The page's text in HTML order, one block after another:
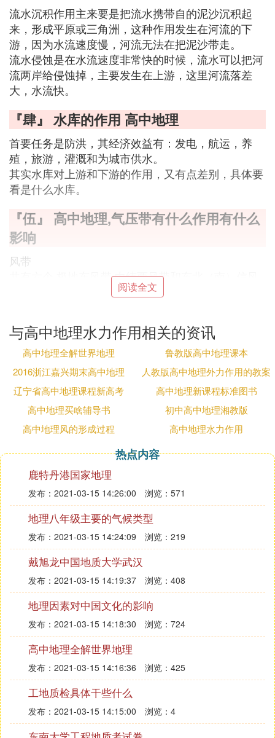
流水沉积作用主来要是把流水携带自的泥沙沉积起
来，形成平原或三角洲，这种作用发生在河流的下
游，因为水流速度慢，河流无法在把泥沙带走。
流水侵蚀是在水流速度非常快的时候，流水可以把河
流两岸给侵蚀掉，主要发生在上游，这里河流落差
大，水流快。
『肆』 水库的作用 高中地理
首要任务是防洪，其经济效益有：发电，航运，养
殖，旅游，灌溉和为城市供水。
其实水库对上游和下游的作用，又有点差别，具体要
看是什么水库。
『伍』 高中地理,气压带有什么作用有什么
影响
风带
共有六个,极地东风带,中纬西风带和东北（南）信风
流；30~60--中纬环流；60~90--高纬环流.在简化后
（认为大气在均匀地面上运动）,在气压梯度力作用
下产生大气的三圈环流,形成了赤道低气压带,副热带
高气压带,副极地低气压带和极地高气压带.在地转偏
向力（北半球向右,南半球向左）作用下,使得0~30处
近地面为东北风,即东北信风.同理,产生了剩余的几个
风带.同时,在海路热力差异和地形因素的影响下,形成
了如西伯利亚高压一样的高（低）压中心,随季节变
化,出现了季风环流（气压带风带的季节位置移动也
气压带和风带的季节移动
由于地球的公转运动,太阳直射点随季节的变化而在
南北回归线之间移动,同时引起气压带和风带的季节
移动.春秋分时,太阳直射赤道,赤道低气压带位于赤道
两侧南北纬5°之间.从春分到夏至,太阳直射点自赤道
逐渐北移至北回归线.夏至时,气压带和风带比春分时
北移5°左右.这时的赤道低气压带北移至赤道与北纬1
0°之间；由于太阳直射北回归线的时间很短,低气压带
来不及形成,所以赤道低气压带不可能移到北回归线
附近.但这时南半球的东南信风可以一直吹到赤道,甚
至有一部分可越过赤道,吹送到北半球,并偏转成西南
从夏至到秋分,太阳直射点又逐渐南移至赤道；从秋
分到冬至、又南移到南回归线.这时地面上的气压带
和风带,比秋分时一般南移5°左右,比夏至时南移10°左
右.例如,赤道低气压带这时已南移至赤道与南纬10°之
间,北半球的东北信风可一直吹送到赤道,并有一部分
阅读全文
与高中地理水力作用相关的资讯
高中地理全解世界地理
鲁教版高中地理课本
2016浙江嘉兴期末高中地理
人教版高中地理外力作用的教案
辽宁省高中地理课程新高考
高中地理新课程标准图书
高中地理买啥辅导书
初中高中地理湘教版
高中地理风的形成过程
高中地理水力作用
热点内容
鹿特丹港国家地理
发布：2021-03-15 14:26:00 浏览：571
地理八年级主要的气候类型
发布：2021-03-15 14:24:09 浏览：219
戴旭龙中国地质大学武汉
发布：2021-03-15 14:19:37 浏览：408
地理因素对中国文化的影响
发布：2021-03-15 14:18:30 浏览：724
高中地理全解世界地理
发布：2021-03-15 14:16:36 浏览：425
工地质检具体干些什么
发布：2021-03-15 14:15:00 浏览：4